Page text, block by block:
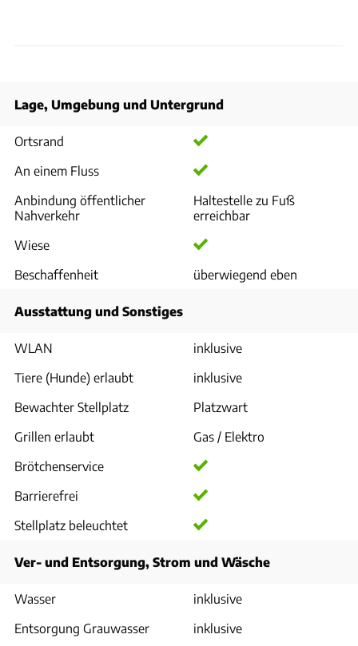
Lage, Umgebung und Untergrund
Ortsrand
An einem Fluss
Anbindung öffentlicher
Nahverkehr
Haltestelle zu Fuß
erreichbar
Wiese
Beschaffenheit
überwiegend eben
Ausstattung und Sonstiges
WLAN
inklusive
Tiere (Hunde) erlaubt
inklusive
Bewachter Stellplatz
Platzwart
Grillen erlaubt
Gas / Elektro
Brötchenservice
Barrierefrei
Stellplatz beleuchtet
Ver- und Entsorgung, Strom und Wäsche
Wasser
inklusive
Entsorgung Grauwasser
inklusive